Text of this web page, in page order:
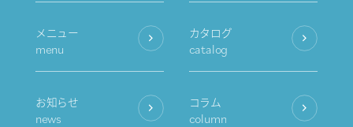
メニュー
menu
カタログ
catalog
お知らせ
news
コラム
column